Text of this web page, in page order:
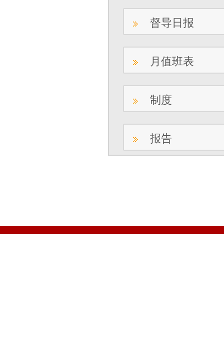
督导日报
月值班表
制度
报告